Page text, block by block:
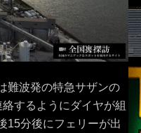
難波発の特急サザンの
するようにダイヤが組
15分後にフェリーが出